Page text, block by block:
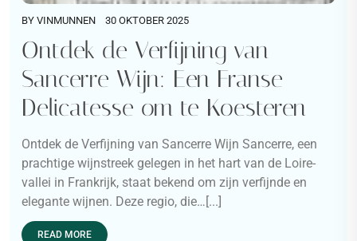
BY VINMUNNEN 30 OKTOBER 2025
Ontdek de Verfijning van
Sancerre Wijn: Een Franse
Delicatesse om te Koesteren
Ontdek de Verfijning van Sancerre Wijn Sancerre, een
prachtige wijnstreek gelegen in het hart van de Loire-
vallei in Frankrijk, staat bekend om zijn verfijnde en
elegante wijnen. Deze regio, die…[...]
READ MORE